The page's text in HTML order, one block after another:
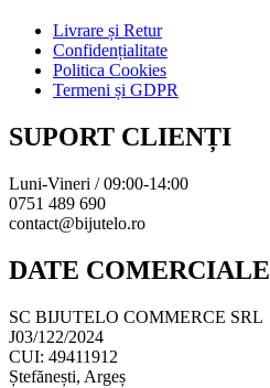
Livrare și Retur
Confidențialitate
Politica Cookies
Termeni și GDPR
SUPORT CLIENȚI
Luni-Vineri / 09:00-14:00
0751 489 690
contact@bijutelo.ro
DATE COMERCIALE
SC BIJUTELO COMMERCE SRL
J03/122/2024
CUI: 49411912
Ștefănești, Argeș